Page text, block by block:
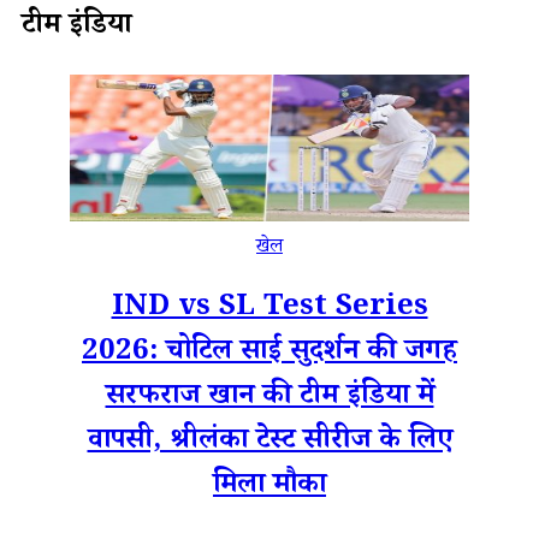
टीम इंडिया
खेल
IND vs SL Test Series
2026: चोटिल साई सुदर्शन की जगह
सरफराज खान की टीम इंडिया में
वापसी, श्रीलंका टेस्ट सीरीज के लिए
मिला मौका